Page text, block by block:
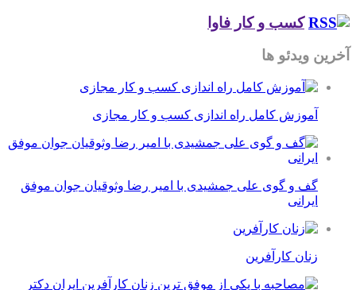
کسب و کار فاوا
آخرین ویدئو ها
آموزش کامل راه اندازی کسب و کار مجازی
گف و گوی علی جمشیدی با امیر رضا وثوقیان جوان موفق
ایرانی
زنان کارآفرین